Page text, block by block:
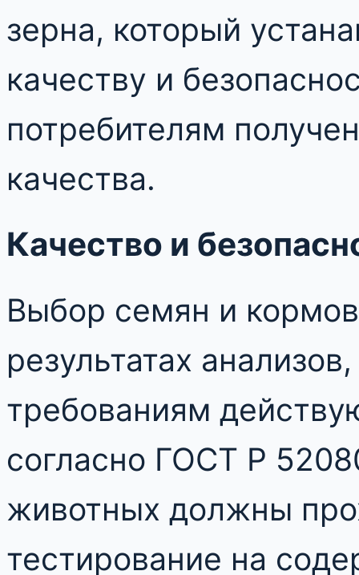
зерна, который
качеству и
потребителям
качества.
Качество и
Выбор семян и
результатах
требованиям
согласно ГОСТ Р
животных должны
тестирование на